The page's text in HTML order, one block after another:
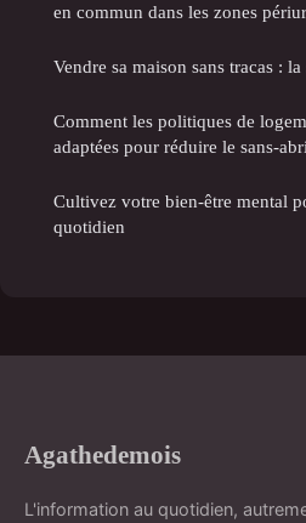
en commun dans les zones
Vendre sa maison sans tracas :
Comment les politiques de
adaptées pour réduire le sans-
Cultivez votre bien-être mental
quotidien
Agathedemois
L'information au quotidien,